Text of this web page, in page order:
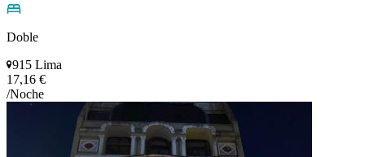
Doble
915 Lima
17,16 €
/Noche